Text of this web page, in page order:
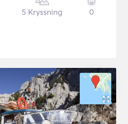
5 Kryssning 0